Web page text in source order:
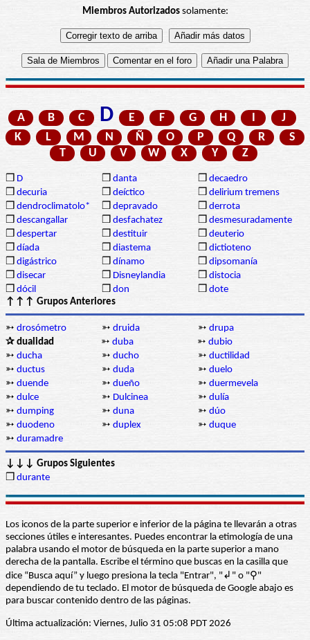
Miembros Autorizadossolamente:
A B C D E F G H
J
K
L M N Ñ O P Q R
S
T
U V W X Y Z
❒ D ❒ danta ❒ decaedro
❒ decuria ❒ deíctico ❒ delirium tremens
❒ dendroclimatolo* ❒ depravado ❒ derrota
❒ descangallar ❒ desfachatez ❒ desmesuradamente
❒ despertar ❒ destituir ❒ deuterio
❒ díada ❒ diastema ❒ dictioteno
❒ digástrico ❒ dínamo ❒ dipsomanía
❒ disecar ❒ Disneylandia ❒ distocia
❒ dócil ❒ don ❒ dote
↑↑↑ Grupos Anteriores
➳ drosómetro ➳ druida ➳ drupa
✰ dualidad
➳ duba ➳ dubio
➳ ducha ➳ ducho ➳ ductilidad
➳ ductus ➳ duda ➳ duelo
➳ duende ➳ dueño ➳ duermevela
➳ dulce ➳ Dulcinea ➳ dulía
➳ dumping ➳ duna ➳ dúo
➳ duodeno ➳ duplex ➳ duque
➳ duramadre
↓↓↓ Grupos Siguientes
❒ durante
Los iconos de la parte superior e inferior de la página te llevarán a otras
secciones útiles e interesantes. Puedes encontrar la etimología de una
palabra usando el motor de búsqueda en la parte superior a mano
derecha de la pantalla. Escribe el término que buscas en la casilla que
dice “Busca aquí” y luego presiona la tecla "Entrar", "↲" o "⚲"
dependiendo de tu teclado. El motor de búsqueda de Google abajo es
para buscar contenido dentro de las páginas.
Última actualización: Viernes, Julio 31 05:08 PDT 2026